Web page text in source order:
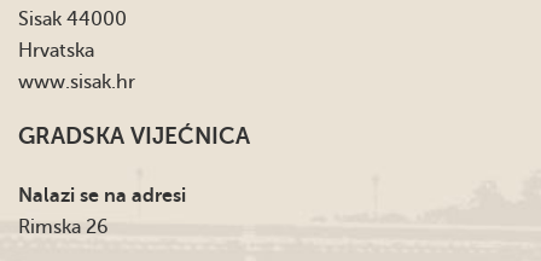
Sisak 44000
Hrvatska
www.sisak.hr
GRADSKA VIJEĆNICA
Nalazi se na adresi
Rimska 26